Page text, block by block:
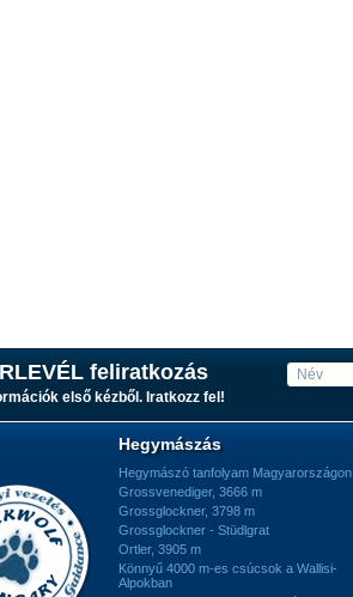
feliratkozás
első kézből. Iratkozz fel!
Hegymászás
Hegymászó tanfolyam Magyarországon
Grossvenediger, 3666 m
Grossglockner, 3798 m
Grossglockner - Stüdlgrat
Ortler, 3905 m
Könnyű 4000 m-es csúcsok a Wallisi-
Alpokban